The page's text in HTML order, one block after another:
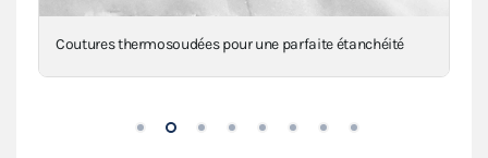
Renforts 650g/m² au niveau des angles, mât(s) et